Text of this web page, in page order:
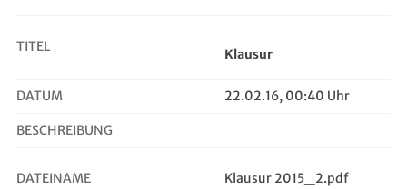
TITEL Klausur
DATUM 22.02.16, 00:40 Uhr
BESCHREIBUNG
DATEINAME Klausur 2015_2.pdf